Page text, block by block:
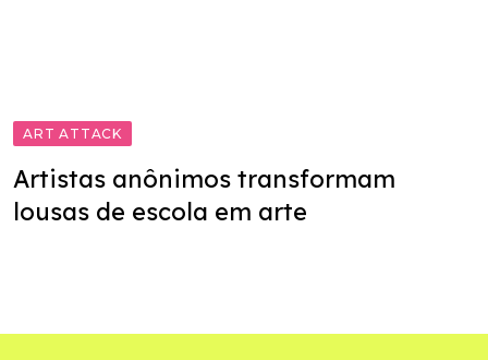
ART ATTACK
Artistas anônimos transformam
lousas de escola em arte